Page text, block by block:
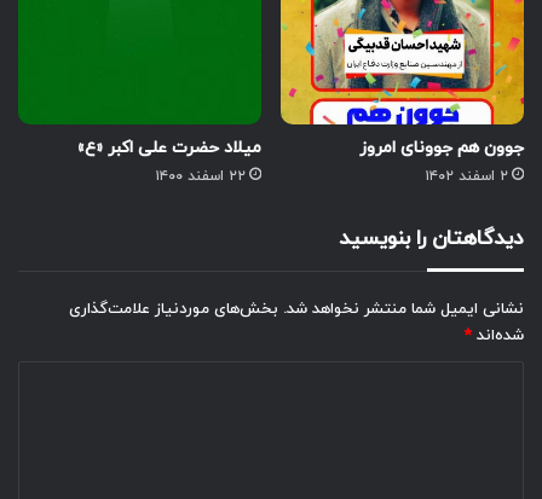
جوون هم جوونای امروز
۲ اسفند ۱۴۰۲
میلاد حضرت علی اکبر «ع»
۲۲ اسفند ۱۴۰۰
دیدگاهتان را بنویسید
نشانی ایمیل شما منتشر نخواهد شد. بخش‌های موردنیاز علامت‌گذاری
شده‌اند *